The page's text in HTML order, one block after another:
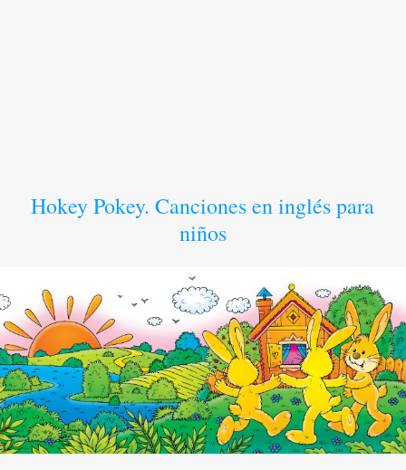
Hokey Pokey. Canciones en inglés para
niños